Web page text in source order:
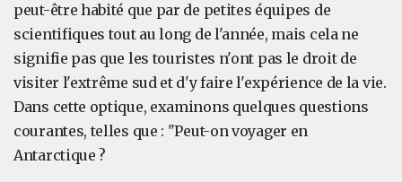
peut-être habité que par de petites équipes de
scientifiques tout au long de l'année, mais cela ne
signifie pas que les touristes n'ont pas le droit de
visiter l'extrême sud et d'y faire l'expérience de la vie.
Dans cette optique, examinons quelques questions
courantes, telles que : "Peut-on voyager en
Antarctique ?